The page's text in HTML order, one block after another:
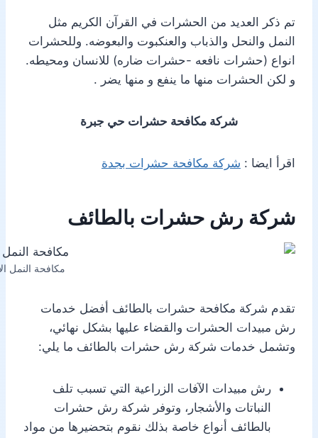
تم ذكر العديد من الحشرات في القرآن الكريم مثل
النمل والنحل والذباب والعنكبوت والبعوضه. وللحشرات
انواع (حشرات نافعه -حشرات ضاره) للانسان ومحيطه.
و لكن الحشرات منها ما ينفع و منها يضر .
شركة مكافحة حشرات حي جبرة
اقرأ ايضا : شركة مكافحة حشرات بجدة
شركة رش حشرات بالطائف
مكافحة النمل
تقدم شركة مكافحة حشرات بالطائف أفضل خدمات
رش مبيدات الحشرات والقضاء عليها بشكل نهائي،
وتشمل خدمات شركة رش حشرات بالطائف ما يلي:
رش مبيدات الآفات الزراعية التي تسبب تلف
النباتات والأشجار، وتوفر شركة رش حشرات
بالطائف أنواع خاصة بذلك نقوم بتحضيرها من مواد